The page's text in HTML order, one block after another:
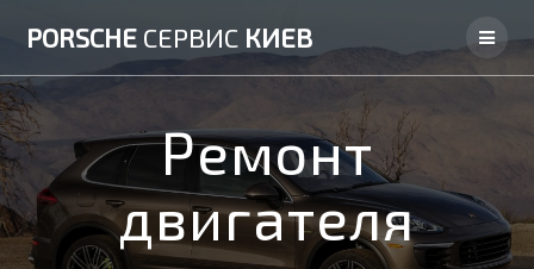
to
content
PORSCHE СЕРВИС КИЕВ
Ремонт
двигателя